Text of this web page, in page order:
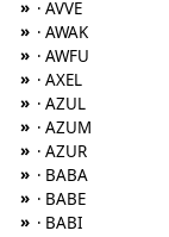
» · AVVE
» · AWAK
» · AWFU
» · AXEL
» · AZUL
» · AZUM
» · AZUR
» · BABA
» · BABE
» · BABI